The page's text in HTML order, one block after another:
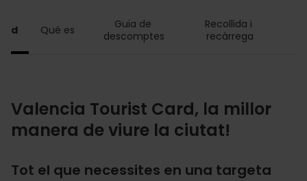
Qué es
Guia de
descomptes
Recollida i
recàrrega
Valencia Tourist Card, la millor
manera de viure la ciutat!
Tot el que necessites en una targeta